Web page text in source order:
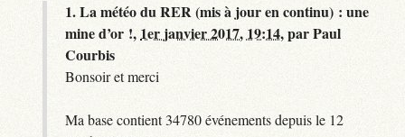
1.La météo du RER (mis à jour en continu) : une
mine d’or !, 1er janvier 2017, 19:14,parPaul
Courbis
Bonsoir et merci
Ma base contient 34780 événements depuis le 12